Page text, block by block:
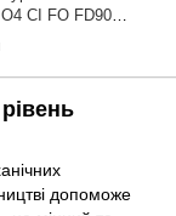
CI FO FD90
допоможе